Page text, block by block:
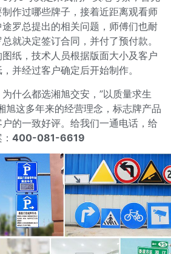
作过哪些牌子，接着近距离观看师
罗总提出的相关问题，师傅们也耐
就决定签订合同，并付了预付款。
纸，技术人员根据版面大小及客户
并经过客户确定后开始制作。
为什么都选湘旭交安，”以质量求生
旭这多年来的经营理念，标志牌产品
的一致好评。给我们一通电话，给
400-081-6619